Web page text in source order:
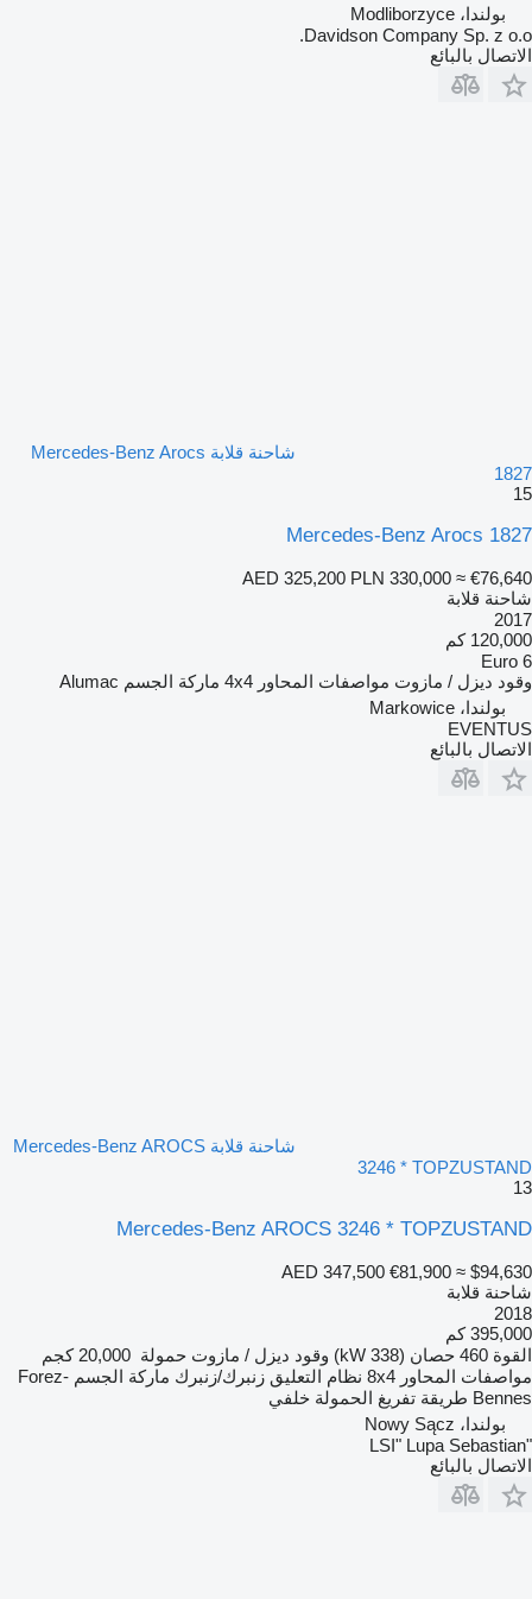
بولندا، Modliborzyce
Davidson Company Sp. z o.o.
الاتصال بالبائع
شاحنة قلابة Mercedes-Benz Arocs
1827
15
Mercedes-Benz Arocs 1827
AED 325,200 PLN 330,000 ≈ €76,640
شاحنة قلابة
2017
120,000 كم
Euro 6
وقود ديزل / مازوت مواصفات المحاور 4x4 ماركة الجسم Alumac
بولندا، Markowice
EVENTUS
الاتصال بالبائع
شاحنة قلابة Mercedes-Benz AROCS
3246 * TOPZUSTAND
13
Mercedes-Benz AROCS 3246 * TOPZUSTAND
AED 347,500 €81,900 ≈ $94,630
شاحنة قلابة
2018
395,000 كم
القوة 460 حصان (338 kW) وقود ديزل / مازوت حمولة 20,000 كجم
مواصفات المحاور 8x4 نظام التعليق زنبرك/زنبرك ماركة الجسم Forez-
Bennes طريقة تفريغ الحمولة خلفي
بولندا، Nowy Sącz
"LSI" Lupa Sebastian
الاتصال بالبائع